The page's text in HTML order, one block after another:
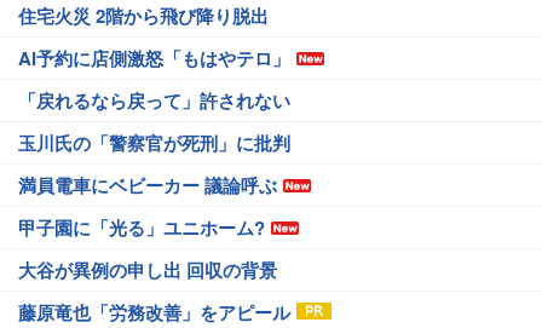
住宅火災 2階から飛び降り脱出
AI予約に店側激怒「もはやテロ」
「戻れるなら戻って」許されない
玉川氏の「警察官が死刑」に批判
満員電車にベビーカー 議論呼ぶ
甲子園に「光る」ユニホーム?
大谷が異例の申し出 回収の背景
藤原竜也「労務改善」をアピール